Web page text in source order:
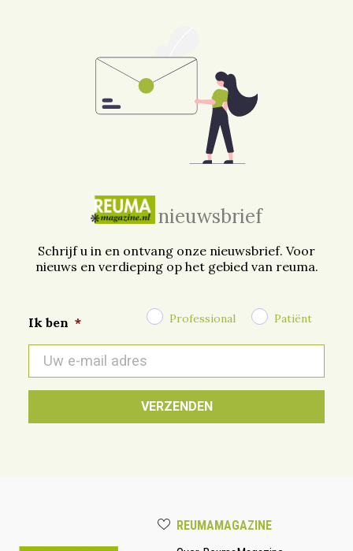
nieuwsbrief
Schrijf u in en ontvang onze nieuwsbrief. Voor
nieuws en verdieping op het gebied van reuma.
Ik ben * Professional Patiënt
mail
*
REUMAMAGAZINE